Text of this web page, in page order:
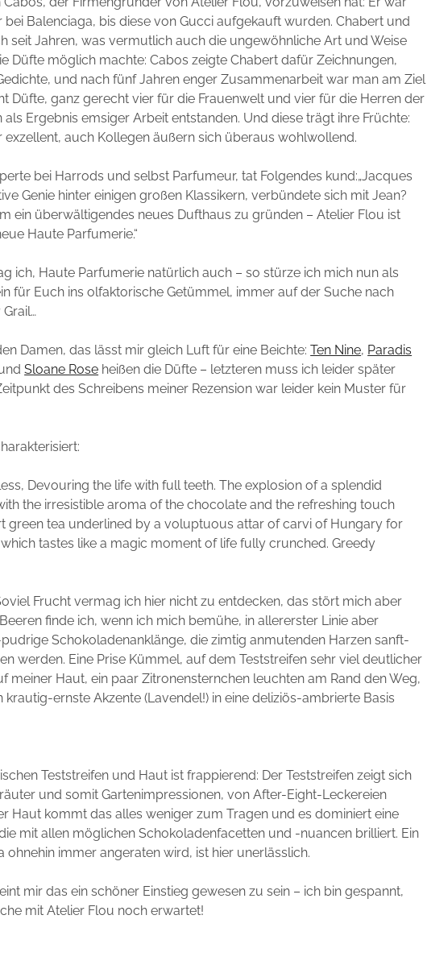
bei Balenciaga, bis diese von Gucci aufgekauft wurden. Chabert und
seit Jahren, was vermutlich auch die ungewöhnliche Art und Weise
Düfte möglich machte: Cabos zeigte Chabert dafür Zeichnungen,
und nach fünf Jahren enger Zusammenarbeit war man am Ziel
Düfte, ganz gerecht vier für die Frauenwelt und vier für die Herren der
Ergebnis emsiger Arbeit entstanden. Und diese trägt ihre Früchte:
exzellent, auch Kollegen äußern sich überaus wohlwollend.
bei Harrods und selbst Parfumeur, tat Folgendes kund:„Jacques
Genie hinter einigen großen Klassikern, verbündete sich mit Jean?
ein überwältigendes neues Dufthaus zu gründen – Atelier Flou ist
Haute Parfumerie.“
ich, Haute Parfumerie natürlich auch – so stürze ich mich nun als
für Euch ins olfaktorische Getümmel, immer auf der Suche nach
Damen, das lässt mir gleich Luft für eine Beichte:Ten Nine, Paradis
Sloane Rose heißen die Düfte – letzteren muss ich leider später
des Schreibens meiner Rezension war leider kein Muster für
Devouring the life with full teeth. The explosion of a splendid
the irresistible aroma of the chocolate and the refreshing touch
green tea underlined by a voluptuous attar of carvi of Hungary for
tastes like a magic moment of life fully crunched. Greedy
Frucht vermag ich hier nicht zu entdecken, das stört mich aber
finde ich, wenn ich mich bemühe, in allererster Linie aber
Schokoladenanklänge, die zimtig anmutenden Harzen sanft-
werden. Eine Prise Kümmel, auf dem Teststreifen sehr viel deutlicher
meiner Haut, ein paar Zitronensternchen leuchten am Rand den Weg,
ernste Akzente (Lavendel!) in eine deliziös-ambrierte Basis
Teststreifen und Haut ist frappierend: Der Teststreifen zeigt sich
und somit Gartenimpressionen, von After-Eight-Leckereien
Haut kommt das alles weniger zum Tragen und es dominiert eine
mit allen möglichen Schokoladenfacetten und -nuancen brilliert. Ein
ohnehin immer angeraten wird, ist hier unerlässlich.
mir das ein schöner Einstieg gewesen zu sein – ich bin gespannt,
mit Atelier Flou noch erwartet!